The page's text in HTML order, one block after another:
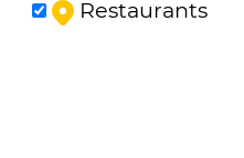
Restaurants